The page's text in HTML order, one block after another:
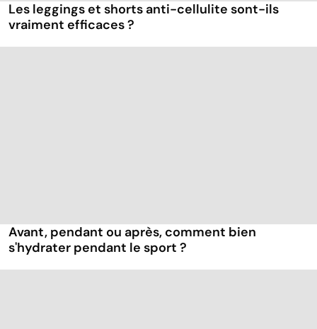
Les leggings et shorts anti-cellulite sont-ils
vraiment efficaces ?
Avant, pendant ou après, comment bien
s'hydrater pendant le sport ?